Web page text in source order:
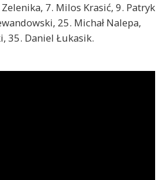
7. Milos Krasić, 9. Patryk
25. Michał Nalepa,
35. Daniel Łukasik.